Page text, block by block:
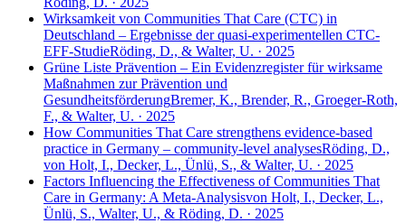
Wirksamkeit von Communities That Care (CTC) in
Deutschland – Ergebnisse der quasi-experimentellen CTC-
EFF-StudieRöding, D., & Walter, U. · 2025
Grüne Liste Prävention – Ein Evidenzregister für wirksame
Maßnahmen zur Prävention und
GesundheitsförderungBremer, K., Brender, R., Groeger-Roth,
F., & Walter, U. · 2025
How Communities That Care strengthens evidence-based
practice in Germany – community-level analysesRöding, D.,
von Holt, I., Decker, L., Ünlü, S., & Walter, U. · 2025
Factors Influencing the Effectiveness of Communities That
Care in Germany: A Meta-Analysisvon Holt, I., Decker, L.,
Ünlü, S., Walter, U., & Röding, D. · 2025